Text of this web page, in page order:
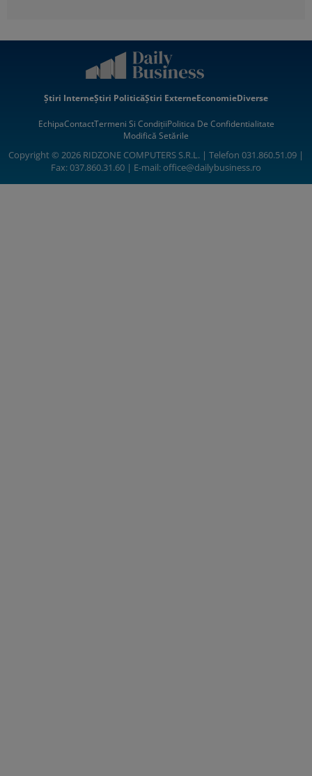
Știri InterneȘtiri PoliticăȘtiri ExterneEconomieDiverse
EchipaContactTermeni Si CondițiiPolitica De Confidentialitate
Modifică Setările
Copyright © 2026 RIDZONE COMPUTERS S.R.L. | Telefon 031.860.51.09 |
Fax: 037.860.31.60 | E-mail:office@dailybusiness.ro